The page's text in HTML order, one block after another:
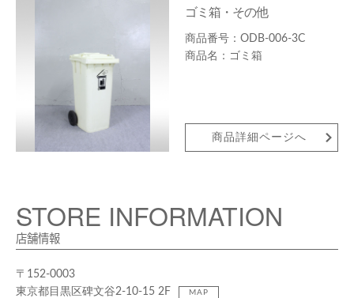
ゴミ箱・その他
ODB-006-3C
ゴミ箱
商品詳細ページへ
STORE INFORMATION
店舗情報
〒152-0003
東京都目黒区碑文谷2-10-15 2F
MAP